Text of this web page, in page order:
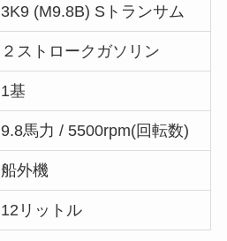
3K9 (M9.8B) Sトランサム
２ストロークガソリン
1基
9.8馬力 / 5500rpm(回転数)
船外機
12リットル